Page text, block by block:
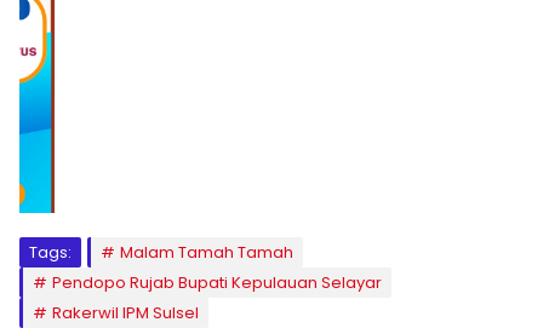
Tags:
Malam Tamah Tamah
Pendopo Rujab Bupati Kepulauan Selayar
Rakerwil IPM Sulsel